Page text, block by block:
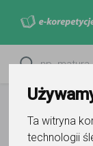
Ta witryna
technologii